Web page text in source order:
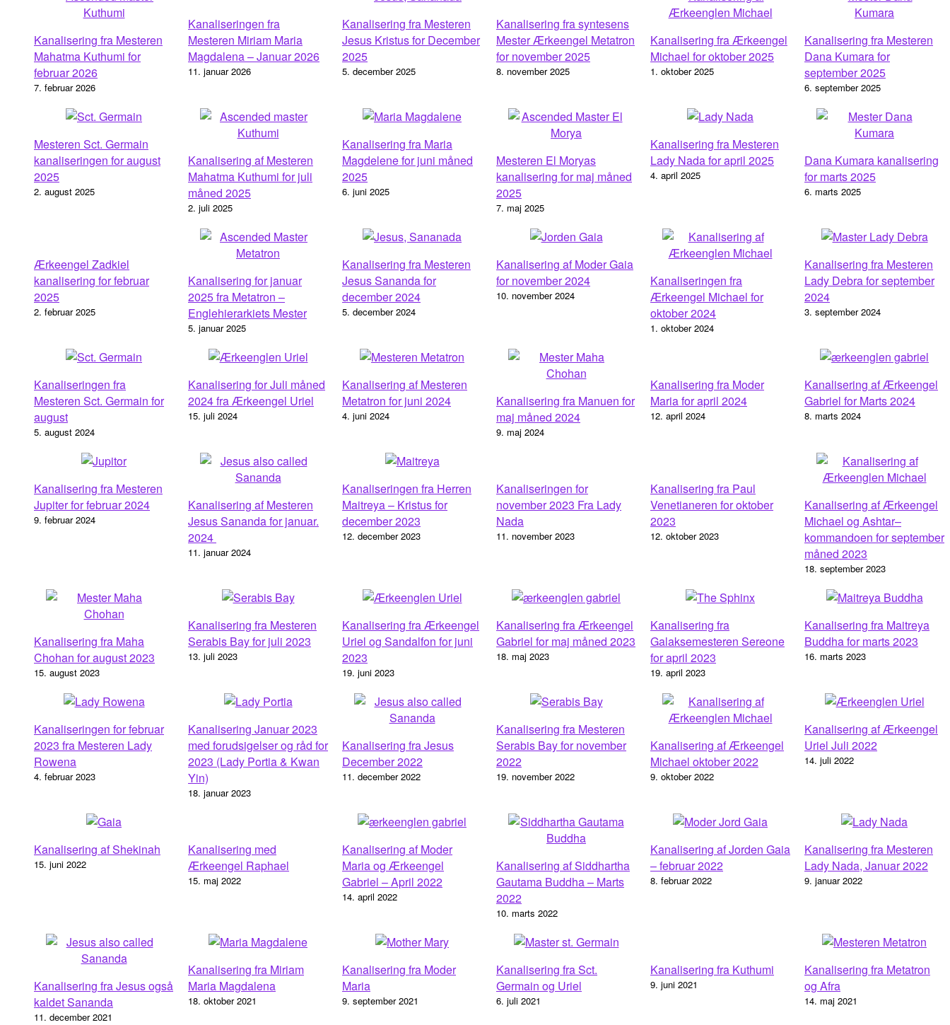
Kanalisering fra Mesteren
Mahatma Kuthumi for
februar 2026
7. februar 2026
Kanaliseringen fra
Mesteren Miriam Maria
Magdalena – Januar 2026
11. januar 2026
Kanalisering fra Mesteren
Jesus Kristus for December
2025
5. december 2025
Kanalisering fra syntesens
Mester Ærkeengel Metatron
for november 2025
8. november 2025
Kanalisering fra Ærkeengel
Michael for oktober 2025
1. oktober 2025
Kanalisering fra Mesteren
Dana Kumara for
september 2025
6. september 2025
Mesteren Sct. Germain
kanaliseringen for august
2025
2. august 2025
Kanalisering af Mesteren
Mahatma Kuthumi for juli
måned 2025
2. juli 2025
Kanalisering fra Maria
Magdelene for juni måned
2025
6. juni 2025
Mesteren El Moryas
kanalisering for maj måned
2025
7. maj 2025
Kanalisering fra Mesteren
Lady Nada for april 2025
4. april 2025
Dana Kumara kanalisering
for marts 2025
6. marts 2025
Ærkeengel Zadkiel
kanalisering for februar
2025
2. februar 2025
Kanalisering for januar
2025 fra Metatron –
Englehierarkiets Mester
5. januar 2025
Kanalisering fra Mesteren
Jesus Sananda for
december 2024
5. december 2024
Kanalisering af Moder Gaia
for november 2024
10. november 2024
Kanaliseringen fra
Ærkeengel Michael for
oktober 2024
1. oktober 2024
Kanalisering fra Mesteren
Lady Debra for september
2024
3. september 2024
Kanaliseringen fra
Mesteren Sct. Germain for
august
5. august 2024
Kanalisering for Juli måned
2024 fra Ærkeengel Uriel
15. juli 2024
Kanalisering af Mesteren
Metatron for juni 2024
4. juni 2024
Kanalisering fra Manuen for
maj måned 2024
9. maj 2024
Kanalisering fra Moder
Maria for april 2024
12. april 2024
Kanalisering af Ærkeengel
Gabriel for Marts 2024
8. marts 2024
Kanalisering fra Mesteren
Jupiter for februar 2024
9. februar 2024
Kanalisering af Mesteren
Jesus Sananda for januar.
2024
11. januar 2024
Kanaliseringen fra Herren
Maitreya – Kristus for
december 2023
12. december 2023
Kanaliseringen for
november 2023 Fra Lady
Nada
11. november 2023
Kanalisering fra Paul
Venetianeren for oktober
2023
12. oktober 2023
Kanalisering af Ærkeengel
Michael og Ashtar–
kommandoen for september
måned 2023
18. september 2023
Kanalisering fra Maha
Chohan for august 2023
15. august 2023
Kanalisering fra Mesteren
Serabis Bay for juli 2023
13. juli 2023
Kanalisering fra Ærkeengel
Uriel og Sandalfon for juni
2023
19. juni 2023
Kanalisering fra Ærkeengel
Gabriel for maj måned 2023
18. maj 2023
Kanalisering fra
Galaksemesteren Sereone
for april 2023
19. april 2023
Kanalisering fra Maitreya
Buddha for marts 2023
16. marts 2023
Kanaliseringen for februar
2023 fra Mesteren Lady
Rowena
4. februar 2023
Kanalisering Januar 2023
med forudsigelser og råd for
2023 (Lady Portia & Kwan
Yin)
18. januar 2023
Kanalisering fra Jesus
December 2022
11. december 2022
Kanalisering fra Mesteren
Serabis Bay for november
2022
19. november 2022
Kanalisering af Ærkeengel
Michael oktober 2022
9. oktober 2022
Kanalisering af Ærkeengel
Uriel Juli 2022
14. juli 2022
Kanalisering af Shekinah
15. juni 2022
Kanalisering med
Ærkeengel Raphael
15. maj 2022
Kanalisering af Moder
Maria og Ærkeengel
Gabriel – April 2022
14. april 2022
Kanalisering af Siddhartha
Gautama Buddha – Marts
2022
10. marts 2022
Kanalisering af Jorden Gaia
– februar 2022
8. februar 2022
Kanalisering fra Mesteren
Lady Nada, Januar 2022
9. januar 2022
Kanalisering fra Jesus også
kaldet Sananda
11. december 2021
Kanalisering fra Miriam
Maria Magdalena
18. oktober 2021
Kanalisering fra Moder
Maria
9. september 2021
Kanalisering fra Sct.
Germain og Uriel
6. juli 2021
Kanalisering fra Kuthumi
9. juni 2021
Kanalisering fra Metatron
og Afra
14. maj 2021